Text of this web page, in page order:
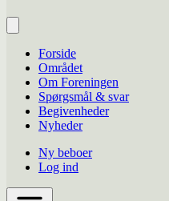
Forside
Området
Om Foreningen
Spørgsmål & svar
Begivenheder
Nyheder
Ny beboer
Log ind